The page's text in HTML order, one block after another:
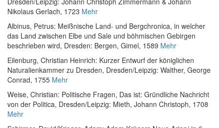
Nikolaus Gerlach, 1723 Mehr
Albinus, Petrus: Meißnische Land- und Bergchronica, in welcher
das Land zwischen Elbe und Sale und böhmischen Gebirgen
beschrieben wird, Dresden: Bergen, Gimel, 1589 Mehr
Eilenburg, Christian Heinrich: Kurzer Entwurf der königlichen
Naturalienkammer zu Dresden, Dresden/Leipzig: Walther, George
Conrad, 1755 Mehr
Weise, Christian: Politische Fragen, Das ist: Gründliche Nachricht
von der Politica, Dresden/Leipzig: Mieth, Johann Christoph, 1708
Mehr